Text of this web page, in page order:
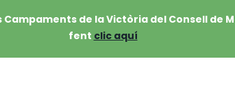
de la Victòria del Consell de
fent clic aquí